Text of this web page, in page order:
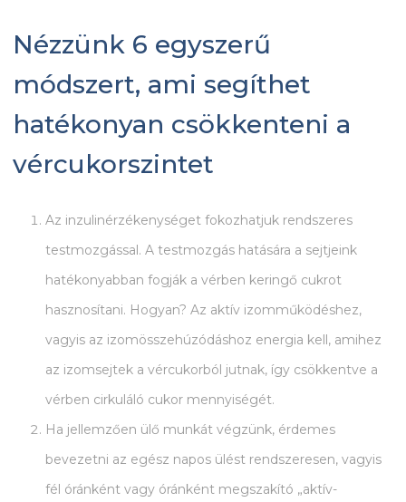
Nézzünk 6 egyszerű
módszert, ami segíthet
hatékonyan csökkenteni a
vércukorszintet
Az inzulinérzékenységet fokozhatjuk rendszeres
testmozgással. A testmozgás hatására a sejtjeink
hatékonyabban fogják a vérben keringő cukrot
hasznosítani. Hogyan? Az aktív izomműködéshez,
vagyis az izomösszehúzódáshoz energia kell, amihez
az izomsejtek a vércukorból jutnak, így csökkentve a
vérben cirkuláló cukor mennyiségét.
Ha jellemzően ülő munkát végzünk, érdemes
bevezetni az egész napos ülést rendszeresen, vagyis
fél óránként vagy óránként megszakító „aktív-